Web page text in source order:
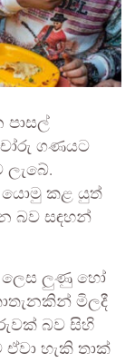
පාසල්
ගණයට
යොමු කළ යුත්
බව සඳහන්
ලෙස ලුණු හෝ
මිලදී
බව සිහි
හැකි තාක්